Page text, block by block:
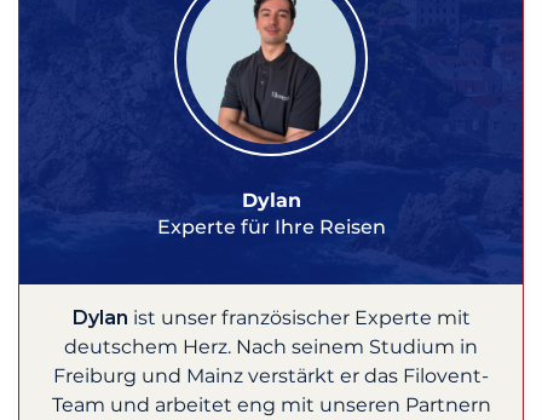
Dylan
Experte für Ihre Reisen
Dylan ist unser französischer Experte mit
deutschem Herz. Nach seinem Studium in
Freiburg und Mainz verstärkt er das Filovent-
Team und arbeitet eng mit unseren Partnern